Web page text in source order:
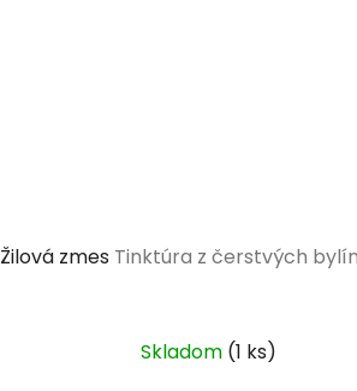
Žilová zmes Tinktúra z čerstvých
Skladom (1 ks)